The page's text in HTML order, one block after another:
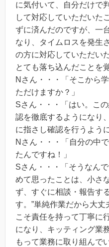
に気付いて、自分だけで
して対応していただいた
ずに済んだのですが、一
なり、タイムロスを発生
の方に対応していただい
とても落ち込んだことを
Nさん・・・「そこから
ただけますか？」
Sさん・・・「はい。こ
認を徹底するようになり
に指さし確認を行うよう
Nさん・・・「自分の中
たんですね！」
Sさん・・・「そうなん
めて思ったことは、小さ
ず、すぐに相談・報告す
す。”単純作業だから大丈
こそ責任を持って丁寧に
になり、キッティング業
もって業務に取り組んで